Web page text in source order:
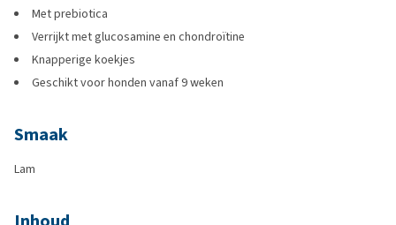
Met prebiotica
Verrijkt met glucosamine en chondroïtine
Knapperige koekjes
Geschikt voor honden vanaf 9 weken
Smaak
Lam